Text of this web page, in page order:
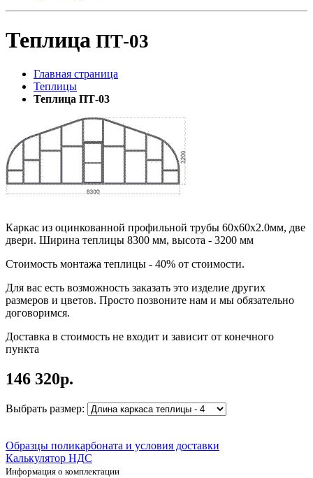
Теплица ПТ-03
Главная страница
Теплицы
Теплица ПТ-03
Каркас из оцинкованной профильной трубы 60х60х2.0мм, две
двери. Ширина теплицы 8300 мм, высота - 3200 мм
Стоимость монтажа теплицы - 40% от стоимости.
Для вас есть возможность заказать это изделие других
размеров и цветов. Просто позвоните нам и мы обязательно
договоримся.
Доставка в стоимость не входит и зависит от конечного
пункта
146 320р.
Выбрать размер:
Образцы поликарбоната и условия доставки
Калькулятор НДС
Информация о комплектации